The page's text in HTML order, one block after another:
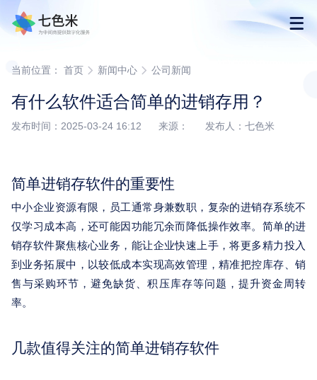
首页
产品
渠道合作
当前位置： 首页 新闻中心 公司新闻
有什么软件适合简单的进销存用？
发布时间：2025-03-24 16:12 来源： 发布人：七色米
简单进销存软件的重要性
中小企业资源有限，员工通常身兼数职，复杂的进销存系统不
仅学习成本高，还可能因功能冗余而降低操作效率。简单的进
销存软件聚焦核心业务，能让企业快速上手，将更多精力投入
到业务拓展中，以较低成本实现高效管理，精准把控库存、销
售与采购环节，避免缺货、积压库存等问题，提升资金周转
率。
几款值得关注的简单进销存软件